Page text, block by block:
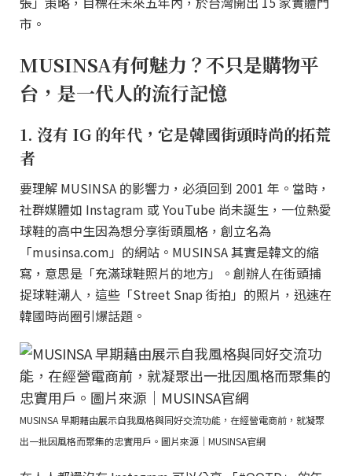
市。
MUSINSA有何魅力？不只是購物平
台，是一代人的流行記憶
1. 沒有 IG 的年代，它是韓國街頭時尚的拓荒
者
要理解 MUSINSA 的影響力，必須回到 2001 年。當時，
社群媒體如 Instagram 或 YouTube 尚未誕生，一位熱愛
球鞋的高中生因為想分享街頭風格，創立名為
「musinsa.com」的網站。MUSINSA 其實是韓文的縮
寫，意思是「充滿球鞋照片的地方」。創辦人在街頭捕
捉球鞋潮人，這些「Street Snap 街拍」的照片，迅速在
韓國時尚圈引爆話題。
MUSINSA 早期藉由展示自我風格與同好交流功能，在經營電商前，就凝聚
出一批因風格而聚集的忠實用戶。圖片來源｜MUSINSA官網